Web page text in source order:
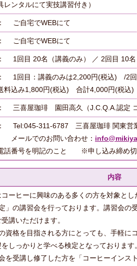
レンタルにて実技講習付き）
： ご自宅でWEBにて
： ご自宅でWEBにて
： 1回目 20名（講義のみ） ／ 2回目 10
： 1回目：講義のみは2,200円(税込) /2回
料込み1,800円(税込) 合計4,000円(税込)
： 三喜屋珈琲 園田高久（J.C.Q.A.認定
： Tel:045-311-6787 三喜屋珈琲 関東営
メールでのお問い合わせ：
話番号を明記のこと ※申し込み締め切
内容
ーヒーに興味のある多くの方を対象と
」の講習会を行っております。講習会の
講いただけます。
資格を目指される方にとっても、手軽に
しっかりと学べる検定となっております
を受講し修了した方を「コーヒーイン